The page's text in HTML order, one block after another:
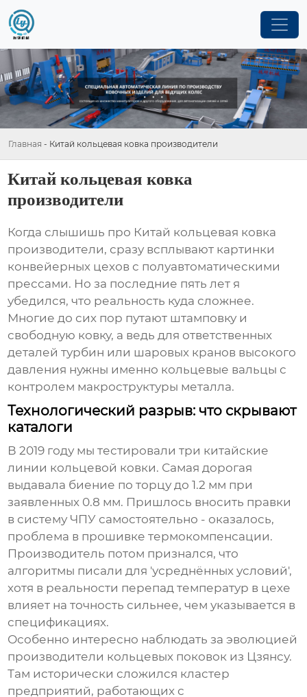
Главная - Китай кольцевая ковка производители
Китай кольцевая ковка
производители
Когда слышишь про Китай кольцевая ковка
производители, сразу всплывают картинки
конвейерных цехов с полуавтоматическими
прессами. Но за последние пять лет я
убедился, что реальность куда сложнее.
Многие до сих пор путают штамповку и
свободную ковку, а ведь для ответственных
деталей турбин или шаровых кранов высокого
давления нужны именно кольцевые вальцы с
контролем макроструктуры металла.
Технологический разрыв: что скрывают
каталоги
В 2019 году мы тестировали три китайские
линии кольцевой ковки. Самая дорогая
выдавала биение по торцу до 1.2 мм при
заявленных 0.8 мм. Пришлось вносить правки
в систему ЧПУ самостоятельно - оказалось,
проблема в прошивке термокомпенсации.
Производитель потом признался, что
алгоритмы писали для 'усреднённых условий',
хотя в реальности перепад температур в цехе
влияет на точность сильнее, чем указывается в
спецификациях.
Особенно интересно наблюдать за эволюцией
производители кольцевых поковок из Цзянсу.
Там исторически сложился кластер
предприятий, работающих с